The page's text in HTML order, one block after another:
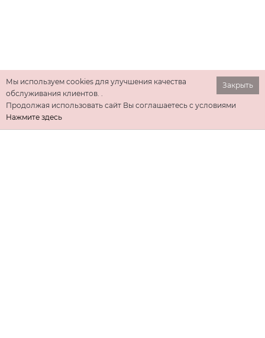
Закрыть
Мы используем cookies для улучшения качества
обслуживания клиентов. .
Продолжая использовать сайт Вы соглашаетесь с условиями
Нажмите здесь